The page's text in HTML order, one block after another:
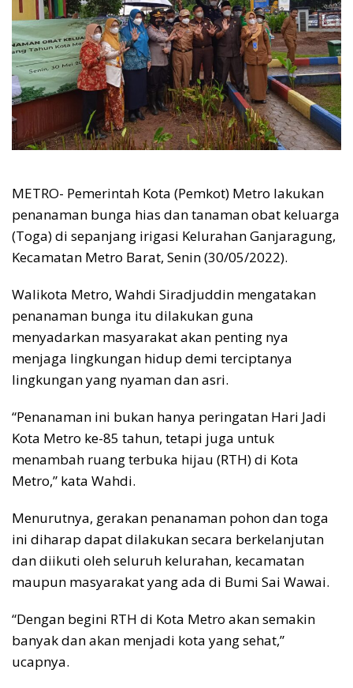
METRO- Pemerintah Kota (Pemkot) Metro lakukan
penanaman bunga hias dan tanaman obat keluarga
(Toga) di sepanjang irigasi Kelurahan Ganjaragung,
Kecamatan Metro Barat, Senin (30/05/2022).
Walikota Metro, Wahdi Siradjuddin mengatakan
penanaman bunga itu dilakukan guna
menyadarkan masyarakat akan penting nya
menjaga lingkungan hidup demi terciptanya
lingkungan yang nyaman dan asri.
“Penanaman ini bukan hanya peringatan Hari Jadi
Kota Metro ke-85 tahun, tetapi juga untuk
menambah ruang terbuka hijau (RTH) di Kota
Metro,” kata Wahdi.
Menurutnya, gerakan penanaman pohon dan toga
ini diharap dapat dilakukan secara berkelanjutan
dan diikuti oleh seluruh kelurahan, kecamatan
maupun masyarakat yang ada di Bumi Sai Wawai.
“Dengan begini RTH di Kota Metro akan semakin
banyak dan akan menjadi kota yang sehat,”
ucapnya.